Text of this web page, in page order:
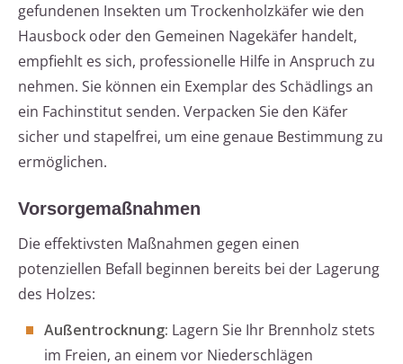
gefundenen Insekten um Trockenholzkäfer wie den
Hausbock oder den Gemeinen Nagekäfer handelt,
empfiehlt es sich, professionelle Hilfe in Anspruch zu
nehmen. Sie können ein Exemplar des Schädlings an
ein Fachinstitut senden. Verpacken Sie den Käfer
sicher und stapelfrei, um eine genaue Bestimmung zu
ermöglichen.
Vorsorgemaßnahmen
Die effektivsten Maßnahmen gegen einen
potenziellen Befall beginnen bereits bei der Lagerung
des Holzes:
Außentrocknung: Lagern Sie Ihr Brennholz stets
im Freien, an einem vor Niederschlägen